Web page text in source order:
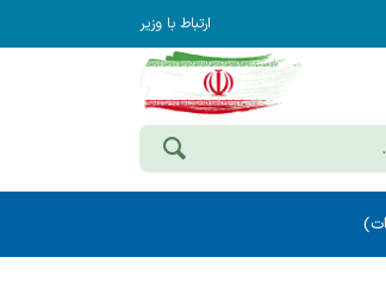
ارتباط با وزیر